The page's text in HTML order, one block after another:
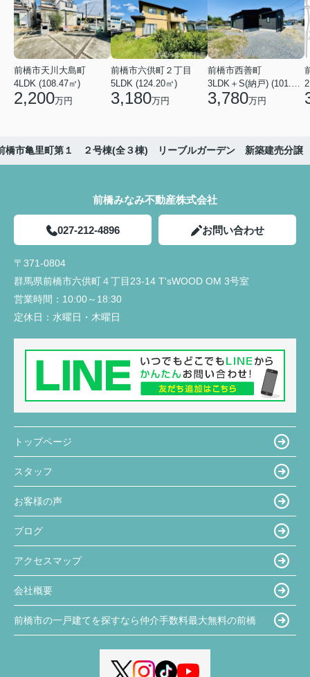
前橋市天川大島町
4LDK (108.47㎡)
2,200万円
前橋市六供町２丁目
5LDK (124.20㎡)
3,180万円
前橋市西善町
3LDK＋S(納戸) (101.02㎡)
3,780万円
橋市亀里町第１ ２号棟(全３棟) リーブルガーデン 新築建売分譲
前橋みなみ不動産株式会社
027-212-4896 お問い合わせ
〒371-0804
群馬県前橋市六供町４丁目23‐14 T'sWOOD OM 3号室
営業時間： 10:00～18:30
定休日： 水曜日・木曜日
トップページ
スタッフ
お客様の声
ブログ
アクセスマップ
会社概要
前橋市の一戸建てを探すなら仲介手数料最大無料の前橋